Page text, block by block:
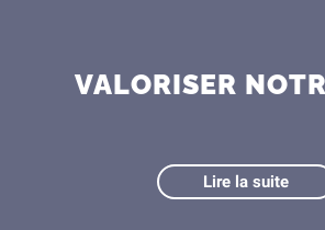
VALORISER
Lire la suite